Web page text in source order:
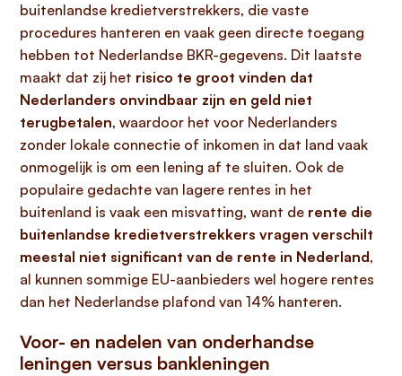
buitenlandse kredietverstrekkers, die vaste
procedures hanteren en vaak geen directe toegang
hebben tot Nederlandse BKR-gegevens. Dit laatste
maakt dat zij het risico te groot vinden dat
Nederlanders onvindbaar zijn en geld niet
terugbetalen, waardoor het voor Nederlanders
zonder lokale connectie of inkomen in dat land vaak
onmogelijk is om een lening af te sluiten. Ook de
populaire gedachte van lagere rentes in het
buitenland is vaak een misvatting, want de rente die
buitenlandse kredietverstrekkers vragen verschilt
meestal niet significant van de rente in Nederland,
al kunnen sommige EU-aanbieders wel hogere rentes
dan het Nederlandse plafond van 14% hanteren.
Voor- en nadelen van onderhandse
leningen versus bankleningen